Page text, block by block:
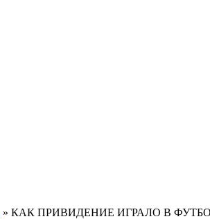
» КАК ПРИВИДЕНИЕ ИГРАЛО В